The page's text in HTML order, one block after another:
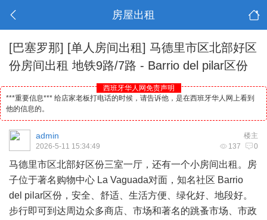
房屋出租
[巴塞罗那] [单人房间出租] 马德里市区北部好区
份房间出租 地铁9路/7路 - Barrio del pilar区份
西班牙华人网免责声明
***重要信息*** 给店家老板打电话的时候，请告诉他，是在西班牙华人网上看到
他的信息的。
楼主
admin
137 0
2026-5-11 15:34:49
马德里市区北部好区份三室一厅，还有一个小房间出租。房
子位于著名购物中心 La Vaguada对面，知名社区 Barrio
del pilar区份，安全、舒适、生活方便、绿化好、地段好。
步行即可到达周边众多商店、市场和著名的跳蚤市场、市政